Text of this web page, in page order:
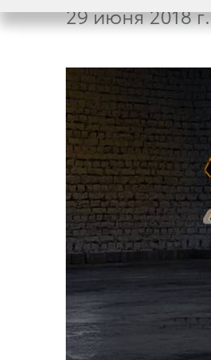
29 июня 2018 г.